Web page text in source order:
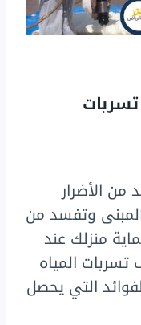
الأضرار
وتفسد من
منزلك عند
المياه
التي يحصل